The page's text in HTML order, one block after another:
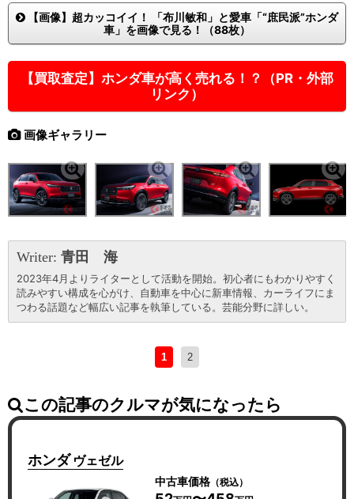
【画像】超カッコイイ！ 「布川敏和」と愛車「“庶民派”ホンダ
車」を画像で見る！（88枚）
【買取査定】ホンダ車が高く売れる！？（PR・外部
リンク）
画像ギャラリー
Writer: 青田 海
2023年4月よりライターとして活動を開始。初心者にもわかりやすく
読みやすい構成を心がけ、自動車を中心に新車情報、カーライフにま
つわる話題など幅広い記事を執筆している。芸能分野に詳しい。
1 2
この記事のクルマが気になったら
ホンダ ヴェゼル
中古車価格（税込）